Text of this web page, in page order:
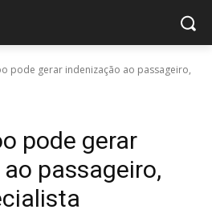
pode gerar indenização ao passageiro,
pode gerar
passageiro,